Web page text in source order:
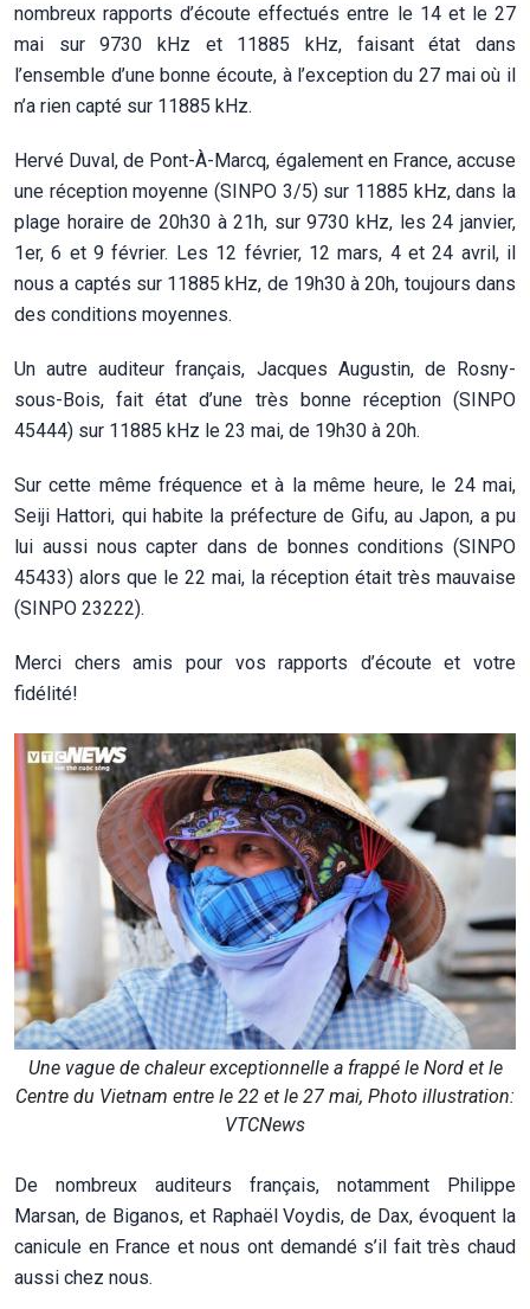
nombreux rapports d’écoute effectués entre le 14 et le 27
mai sur 9730 kHz et 11885 kHz, faisant état dans
l’ensemble d’une bonne écoute, à l’exception du 27 mai où il
n’a rien capté sur 11885 kHz.
Hervé Duval, de Pont-À-Marcq, également en France, accuse
une réception moyenne (SINPO 3/5) sur 11885 kHz, dans la
plage horaire de 20h30 à 21h, sur 9730 kHz, les 24 janvier,
1er, 6 et 9 février. Les 12 février, 12 mars, 4 et 24 avril, il
nous a captés sur 11885 kHz, de 19h30 à 20h, toujours dans
des conditions moyennes.
Un autre auditeur français, Jacques Augustin, de Rosny-
sous-Bois, fait état d’une très bonne réception (SINPO
45444) sur 11885 kHz le 23 mai, de 19h30 à 20h.
Sur cette même fréquence et à la même heure, le 24 mai,
Seiji Hattori, qui habite la préfecture de Gifu, au Japon, a pu
lui aussi nous capter dans de bonnes conditions (SINPO
45433) alors que le 22 mai, la réception était très mauvaise
(SINPO 23222).
Merci chers amis pour vos rapports d’écoute et votre
fidélité!
Une vague de chaleur exceptionnelle a frappé le Nord et le
Centre du Vietnam entre le 22 et le 27 mai, Photo illustration:
VTCNews
De nombreux auditeurs français, notamment Philippe
Marsan, de Biganos, et Raphaël Voydis, de Dax, évoquent la
canicule en France et nous ont demandé s’il fait très chaud
aussi chez nous.